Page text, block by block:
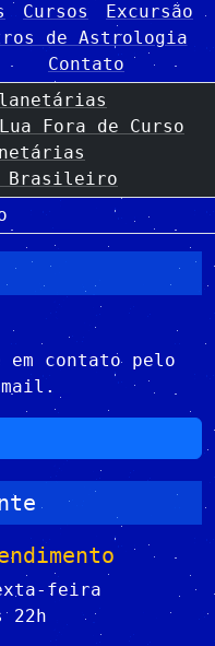
Cursos
Excursão
de Astrologia
Contato
Lua Fora de Curso
Brasileiro
contato pelo
feira
22h